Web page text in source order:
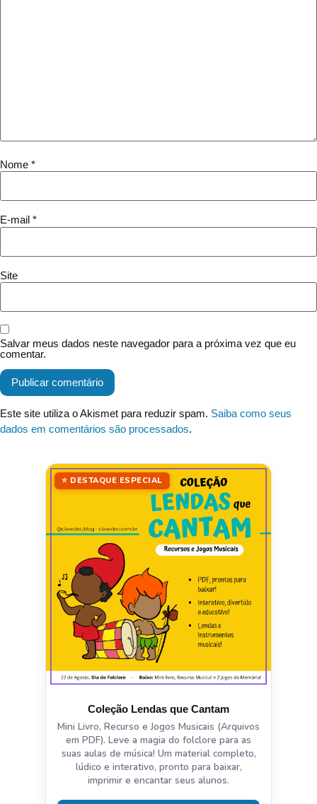
Nome *
E-mail *
Site
Salvar meus dados neste navegador para a próxima vez que eu
comentar.
Este site utiliza o Akismet para reduzir spam. Saiba como seus
dados em comentários são processados.
⭐ DESTAQUE ESPECIAL
Coleção Lendas que Cantam
Mini Livro, Recurso e Jogos Musicais (Arquivos
em PDF). Leve a magia do folclore para as
suas aulas de música! Um material completo,
lúdico e interativo, pronto para baixar,
imprimir e encantar seus alunos.